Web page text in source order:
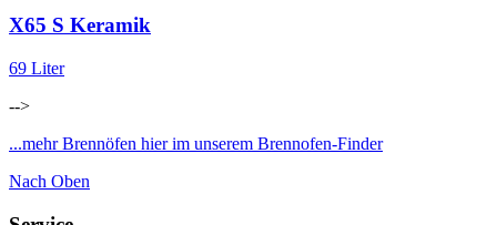
X65 S Keramik
69 Liter
-->
...mehr Brennöfen hier im unserem Brennofen-Finder
Nach Oben